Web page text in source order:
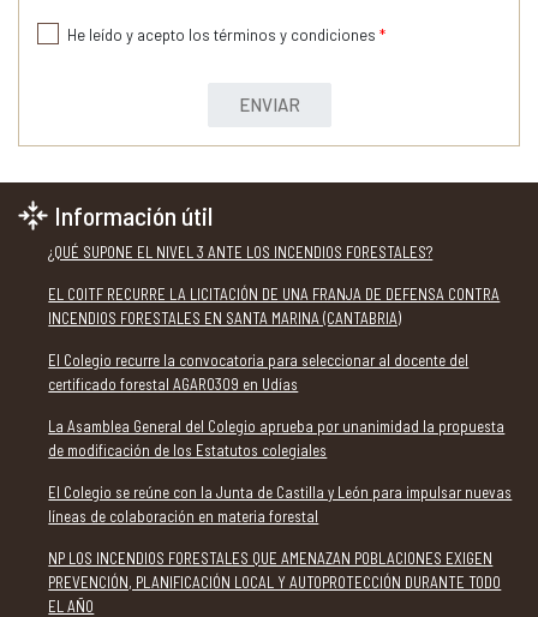
He leído y acepto los términos y condiciones *
ENVIAR
Información útil
¿QUÉ SUPONE EL NIVEL 3 ANTE LOS INCENDIOS FORESTALES?
EL COITF RECURRE LA LICITACIÓN DE UNA FRANJA DE DEFENSA CONTRA
INCENDIOS FORESTALES EN SANTA MARINA (CANTABRIA)
El Colegio recurre la convocatoria para seleccionar al docente del
certificado forestal AGAR0309 en Udías
La Asamblea General del Colegio aprueba por unanimidad la propuesta
de modificación de los Estatutos colegiales
El Colegio se reúne con la Junta de Castilla y León para impulsar nuevas
líneas de colaboración en materia forestal
NP LOS INCENDIOS FORESTALES QUE AMENAZAN POBLACIONES EXIGEN
PREVENCIÓN, PLANIFICACIÓN LOCAL Y AUTOPROTECCIÓN DURANTE TODO
EL AÑO